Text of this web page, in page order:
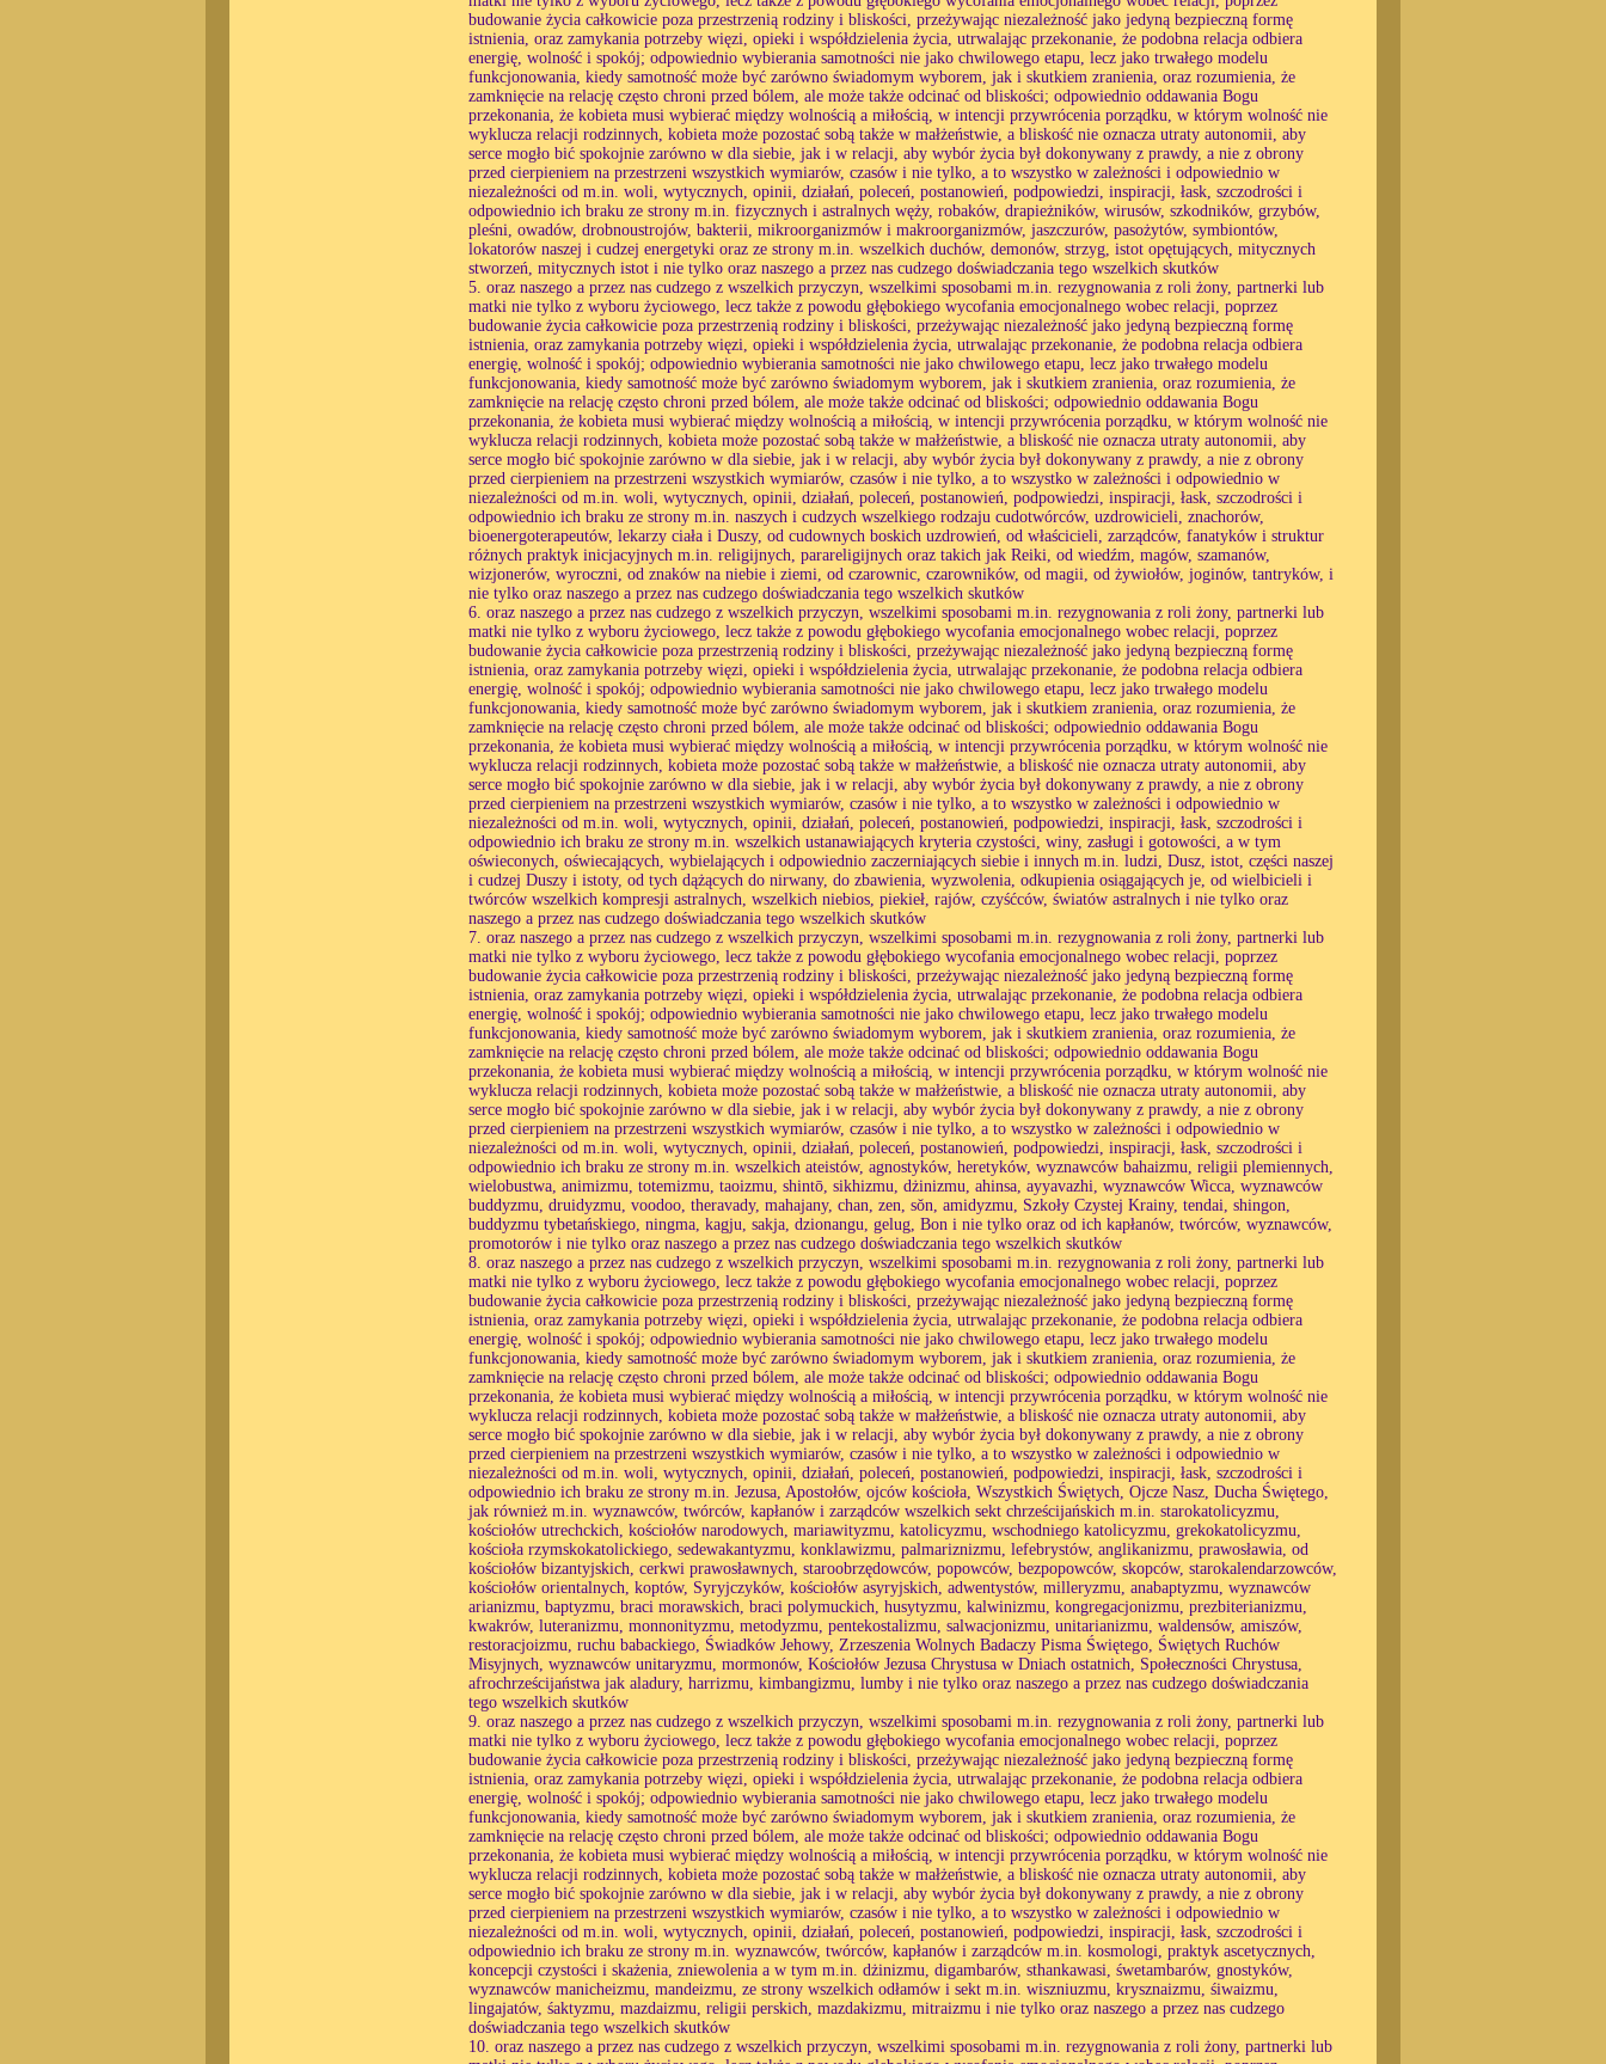
budowanie życia całkowicie poza przestrzenią rodziny i bliskości, przeżywając niezależność jako jedyną bezpieczną formę
istnienia, oraz zamykania potrzeby więzi, opieki i współdzielenia życia, utrwalając przekonanie, że podobna relacja odbiera
energię, wolność i spokój; odpowiednio wybierania samotności nie jako chwilowego etapu, lecz jako trwałego modelu
funkcjonowania, kiedy samotność może być zarówno świadomym wyborem, jak i skutkiem zranienia, oraz rozumienia, że
zamknięcie na relację często chroni przed bólem, ale może także odcinać od bliskości; odpowiednio oddawania Bogu
przekonania, że kobieta musi wybierać między wolnością a miłością, w intencji przywrócenia porządku, w którym wolność nie
wyklucza relacji rodzinnych, kobieta może pozostać sobą także w małżeństwie, a bliskość nie oznacza utraty autonomii, aby
serce mogło bić spokojnie zarówno w dla siebie, jak i w relacji, aby wybór życia był dokonywany z prawdy, a nie z obrony
przed cierpieniem na przestrzeni wszystkich wymiarów, czasów i nie tylko, a to wszystko w zależności i odpowiednio w
niezależności od m.in. woli, wytycznych, opinii, działań, poleceń, postanowień, podpowiedzi, inspiracji, łask, szczodrości i
odpowiednio ich braku ze strony m.in. fizycznych i astralnych węży, robaków, drapieżników, wirusów, szkodników, grzybów,
pleśni, owadów, drobnoustrojów, bakterii, mikroorganizmów i makroorganizmów, jaszczurów, pasożytów, symbiontów,
lokatorów naszej i cudzej energetyki oraz ze strony m.in. wszelkich duchów, demonów, strzyg, istot opętujących, mitycznych
stworzeń, mitycznych istot i nie tylko oraz naszego a przez nas cudzego doświadczania tego wszelkich skutków
5. oraz naszego a przez nas cudzego z wszelkich przyczyn, wszelkimi sposobami m.in. rezygnowania z roli żony, partnerki lub
matki nie tylko z wyboru życiowego, lecz także z powodu głębokiego wycofania emocjonalnego wobec relacji, poprzez
budowanie życia całkowicie poza przestrzenią rodziny i bliskości, przeżywając niezależność jako jedyną bezpieczną formę
istnienia, oraz zamykania potrzeby więzi, opieki i współdzielenia życia, utrwalając przekonanie, że podobna relacja odbiera
energię, wolność i spokój; odpowiednio wybierania samotności nie jako chwilowego etapu, lecz jako trwałego modelu
funkcjonowania, kiedy samotność może być zarówno świadomym wyborem, jak i skutkiem zranienia, oraz rozumienia, że
zamknięcie na relację często chroni przed bólem, ale może także odcinać od bliskości; odpowiednio oddawania Bogu
przekonania, że kobieta musi wybierać między wolnością a miłością, w intencji przywrócenia porządku, w którym wolność nie
wyklucza relacji rodzinnych, kobieta może pozostać sobą także w małżeństwie, a bliskość nie oznacza utraty autonomii, aby
serce mogło bić spokojnie zarówno w dla siebie, jak i w relacji, aby wybór życia był dokonywany z prawdy, a nie z obrony
przed cierpieniem na przestrzeni wszystkich wymiarów, czasów i nie tylko, a to wszystko w zależności i odpowiednio w
niezależności od m.in. woli, wytycznych, opinii, działań, poleceń, postanowień, podpowiedzi, inspiracji, łask, szczodrości i
odpowiednio ich braku ze strony m.in. naszych i cudzych wszelkiego rodzaju cudotwórców, uzdrowicieli, znachorów,
bioenergoterapeutów, lekarzy ciała i Duszy, od cudownych boskich uzdrowień, od właścicieli, zarządców, fanatyków i struktur
różnych praktyk inicjacyjnych m.in. religijnych, parareligijnych oraz takich jak Reiki, od wiedźm, magów, szamanów,
wizjonerów, wyroczni, od znaków na niebie i ziemi, od czarownic, czarowników, od magii, od żywiołów, joginów, tantryków, i
nie tylko oraz naszego a przez nas cudzego doświadczania tego wszelkich skutków
6. oraz naszego a przez nas cudzego z wszelkich przyczyn, wszelkimi sposobami m.in. rezygnowania z roli żony, partnerki lub
matki nie tylko z wyboru życiowego, lecz także z powodu głębokiego wycofania emocjonalnego wobec relacji, poprzez
budowanie życia całkowicie poza przestrzenią rodziny i bliskości, przeżywając niezależność jako jedyną bezpieczną formę
istnienia, oraz zamykania potrzeby więzi, opieki i współdzielenia życia, utrwalając przekonanie, że podobna relacja odbiera
energię, wolność i spokój; odpowiednio wybierania samotności nie jako chwilowego etapu, lecz jako trwałego modelu
funkcjonowania, kiedy samotność może być zarówno świadomym wyborem, jak i skutkiem zranienia, oraz rozumienia, że
zamknięcie na relację często chroni przed bólem, ale może także odcinać od bliskości; odpowiednio oddawania Bogu
przekonania, że kobieta musi wybierać między wolnością a miłością, w intencji przywrócenia porządku, w którym wolność nie
wyklucza relacji rodzinnych, kobieta może pozostać sobą także w małżeństwie, a bliskość nie oznacza utraty autonomii, aby
serce mogło bić spokojnie zarówno w dla siebie, jak i w relacji, aby wybór życia był dokonywany z prawdy, a nie z obrony
przed cierpieniem na przestrzeni wszystkich wymiarów, czasów i nie tylko, a to wszystko w zależności i odpowiednio w
niezależności od m.in. woli, wytycznych, opinii, działań, poleceń, postanowień, podpowiedzi, inspiracji, łask, szczodrości i
odpowiednio ich braku ze strony m.in. wszelkich ustanawiających kryteria czystości, winy, zasługi i gotowości, a w tym
oświeconych, oświecających, wybielających i odpowiednio zaczerniających siebie i innych m.in. ludzi, Dusz, istot, części naszej
i cudzej Duszy i istoty, od tych dążących do nirwany, do zbawienia, wyzwolenia, odkupienia osiągających je, od wielbicieli i
twórców wszelkich kompresji astralnych, wszelkich niebios, piekieł, rajów, czyśćców, światów astralnych i nie tylko oraz
naszego a przez nas cudzego doświadczania tego wszelkich skutków
7. oraz naszego a przez nas cudzego z wszelkich przyczyn, wszelkimi sposobami m.in. rezygnowania z roli żony, partnerki lub
matki nie tylko z wyboru życiowego, lecz także z powodu głębokiego wycofania emocjonalnego wobec relacji, poprzez
budowanie życia całkowicie poza przestrzenią rodziny i bliskości, przeżywając niezależność jako jedyną bezpieczną formę
istnienia, oraz zamykania potrzeby więzi, opieki i współdzielenia życia, utrwalając przekonanie, że podobna relacja odbiera
energię, wolność i spokój; odpowiednio wybierania samotności nie jako chwilowego etapu, lecz jako trwałego modelu
funkcjonowania, kiedy samotność może być zarówno świadomym wyborem, jak i skutkiem zranienia, oraz rozumienia, że
zamknięcie na relację często chroni przed bólem, ale może także odcinać od bliskości; odpowiednio oddawania Bogu
przekonania, że kobieta musi wybierać między wolnością a miłością, w intencji przywrócenia porządku, w którym wolność nie
wyklucza relacji rodzinnych, kobieta może pozostać sobą także w małżeństwie, a bliskość nie oznacza utraty autonomii, aby
serce mogło bić spokojnie zarówno w dla siebie, jak i w relacji, aby wybór życia był dokonywany z prawdy, a nie z obrony
przed cierpieniem na przestrzeni wszystkich wymiarów, czasów i nie tylko, a to wszystko w zależności i odpowiednio w
niezależności od m.in. woli, wytycznych, opinii, działań, poleceń, postanowień, podpowiedzi, inspiracji, łask, szczodrości i
odpowiednio ich braku ze strony m.in. wszelkich ateistów, agnostyków, heretyków, wyznawców bahaizmu, religii plemiennych,
wielobustwa, animizmu, totemizmu, taoizmu, shintō, sikhizmu, dżinizmu, ahinsa, ayyavazhi, wyznawców Wicca, wyznawców
buddyzmu, druidyzmu, voodoo, theravady, mahajany, chan, zen, sŏn, amidyzmu, Szkoły Czystej Krainy, tendai, shingon,
buddyzmu tybetańskiego, ningma, kagju, sakja, dzionangu, gelug, Bon i nie tylko oraz od ich kapłanów, twórców, wyznawców,
promotorów i nie tylko oraz naszego a przez nas cudzego doświadczania tego wszelkich skutków
8. oraz naszego a przez nas cudzego z wszelkich przyczyn, wszelkimi sposobami m.in. rezygnowania z roli żony, partnerki lub
matki nie tylko z wyboru życiowego, lecz także z powodu głębokiego wycofania emocjonalnego wobec relacji, poprzez
budowanie życia całkowicie poza przestrzenią rodziny i bliskości, przeżywając niezależność jako jedyną bezpieczną formę
istnienia, oraz zamykania potrzeby więzi, opieki i współdzielenia życia, utrwalając przekonanie, że podobna relacja odbiera
energię, wolność i spokój; odpowiednio wybierania samotności nie jako chwilowego etapu, lecz jako trwałego modelu
funkcjonowania, kiedy samotność może być zarówno świadomym wyborem, jak i skutkiem zranienia, oraz rozumienia, że
zamknięcie na relację często chroni przed bólem, ale może także odcinać od bliskości; odpowiednio oddawania Bogu
przekonania, że kobieta musi wybierać między wolnością a miłością, w intencji przywrócenia porządku, w którym wolność nie
wyklucza relacji rodzinnych, kobieta może pozostać sobą także w małżeństwie, a bliskość nie oznacza utraty autonomii, aby
serce mogło bić spokojnie zarówno w dla siebie, jak i w relacji, aby wybór życia był dokonywany z prawdy, a nie z obrony
przed cierpieniem na przestrzeni wszystkich wymiarów, czasów i nie tylko, a to wszystko w zależności i odpowiednio w
niezależności od m.in. woli, wytycznych, opinii, działań, poleceń, postanowień, podpowiedzi, inspiracji, łask, szczodrości i
odpowiednio ich braku ze strony m.in. Jezusa, Apostołów, ojców kościoła, Wszystkich Świętych, Ojcze Nasz, Ducha Świętego,
jak również m.in. wyznawców, twórców, kapłanów i zarządców wszelkich sekt chrześcijańskich m.in. starokatolicyzmu,
kościołów utrechckich, kościołów narodowych, mariawityzmu, katolicyzmu, wschodniego katolicyzmu, grekokatolicyzmu,
kościoła rzymskokatolickiego, sedewakantyzmu, konklawizmu, palmariznizmu, lefebrystów, anglikanizmu, prawosławia, od
kościołów bizantyjskich, cerkwi prawosławnych, staroobrzędowców, popowców, bezpopowców, skopców, starokalendarzowców,
kościołów orientalnych, koptów, Syryjczyków, kościołów asyryjskich, adwentystów, milleryzmu, anabaptyzmu, wyznawców
arianizmu, baptyzmu, braci morawskich, braci polymuckich, husytyzmu, kalwinizmu, kongregacjonizmu, prezbiterianizmu,
kwakrów, luteranizmu, monnonityzmu, metodyzmu, pentekostalizmu, salwacjonizmu, unitarianizmu, waldensów, amiszów,
restoracjoizmu, ruchu babackiego, Świadków Jehowy, Zrzeszenia Wolnych Badaczy Pisma Świętego, Świętych Ruchów
Misyjnych, wyznawców unitaryzmu, mormonów, Kościołów Jezusa Chrystusa w Dniach ostatnich, Społeczności Chrystusa,
afrochrześcijaństwa jak aladury, harrizmu, kimbangizmu, lumby i nie tylko oraz naszego a przez nas cudzego doświadczania
tego wszelkich skutków
9. oraz naszego a przez nas cudzego z wszelkich przyczyn, wszelkimi sposobami m.in. rezygnowania z roli żony, partnerki lub
matki nie tylko z wyboru życiowego, lecz także z powodu głębokiego wycofania emocjonalnego wobec relacji, poprzez
budowanie życia całkowicie poza przestrzenią rodziny i bliskości, przeżywając niezależność jako jedyną bezpieczną formę
istnienia, oraz zamykania potrzeby więzi, opieki i współdzielenia życia, utrwalając przekonanie, że podobna relacja odbiera
energię, wolność i spokój; odpowiednio wybierania samotności nie jako chwilowego etapu, lecz jako trwałego modelu
funkcjonowania, kiedy samotność może być zarówno świadomym wyborem, jak i skutkiem zranienia, oraz rozumienia, że
zamknięcie na relację często chroni przed bólem, ale może także odcinać od bliskości; odpowiednio oddawania Bogu
przekonania, że kobieta musi wybierać między wolnością a miłością, w intencji przywrócenia porządku, w którym wolność nie
wyklucza relacji rodzinnych, kobieta może pozostać sobą także w małżeństwie, a bliskość nie oznacza utraty autonomii, aby
serce mogło bić spokojnie zarówno w dla siebie, jak i w relacji, aby wybór życia był dokonywany z prawdy, a nie z obrony
przed cierpieniem na przestrzeni wszystkich wymiarów, czasów i nie tylko, a to wszystko w zależności i odpowiednio w
niezależności od m.in. woli, wytycznych, opinii, działań, poleceń, postanowień, podpowiedzi, inspiracji, łask, szczodrości i
odpowiednio ich braku ze strony m.in. wyznawców, twórców, kapłanów i zarządców m.in. kosmologi, praktyk ascetycznych,
koncepcji czystości i skażenia, zniewolenia a w tym m.in. dżinizmu, digambarów, sthankawasi, śwetambarów, gnostyków,
wyznawców manicheizmu, mandeizmu, ze strony wszelkich odłamów i sekt m.in. wiszniuzmu, krysznaizmu, śiwaizmu,
lingajatów, śaktyzmu, mazdaizmu, religii perskich, mazdakizmu, mitraizmu i nie tylko oraz naszego a przez nas cudzego
doświadczania tego wszelkich skutków
10. oraz naszego a przez nas cudzego z wszelkich przyczyn, wszelkimi sposobami m.in. rezygnowania z roli żony, partnerki lub